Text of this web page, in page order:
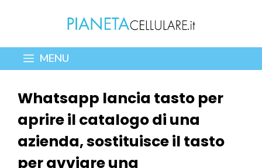
contenuto
MENU
Whatsapp lancia tasto per
aprire il catalogo di una
azienda, sostituisce il tasto
per avviare una